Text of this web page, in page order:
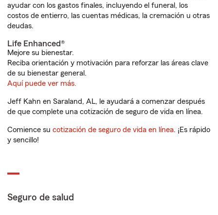
ayudar con los gastos finales, incluyendo el funeral, los
costos de entierro, las cuentas médicas, la cremación u otras
deudas.
Life Enhanced®
Mejore su bienestar.
Reciba orientación y motivación para reforzar las áreas clave
de su bienestar general.
Aquí puede ver más.
Jeff Kahn en Saraland, AL, le ayudará a comenzar después
de que complete una cotización de seguro de vida en línea.
Comience su cotización de seguro de vida en línea. ¡Es rápido
y sencillo!
Seguro de salud